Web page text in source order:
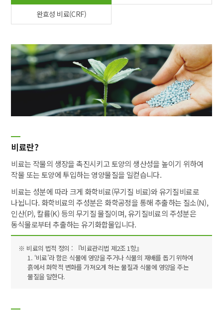
완효성 비료(CRF)
비료란?
비료는 작물의 생장을 촉진시키고 토양의 생산성을 높이기 위하여
작물 또는 토양에 투입하는 영양물질을 일컫습니다.
비료는 성분에 따라 크게 화학비료(무기질 비료)와 유기질비료로
나뉩니다. 화학비료의 주성분은 화학공정을 통해 추출하는 질소(N),
인산(P), 칼륨(K) 등의 무기질 물질이며, 유기질비료의 주성분은
동식물로부터 추출하는 유기화합물입니다.
※ 비료의 법적 정의 : 『비료관리법 제2조 1항』
1. ‘비료’라 함은 식물에 영양을 주거나 식물의 재배를 돕기 위하여
흙에서 화학적 변화를 가져오게 하는 물질과 식물에 영양을 주는
물질을 말한다.